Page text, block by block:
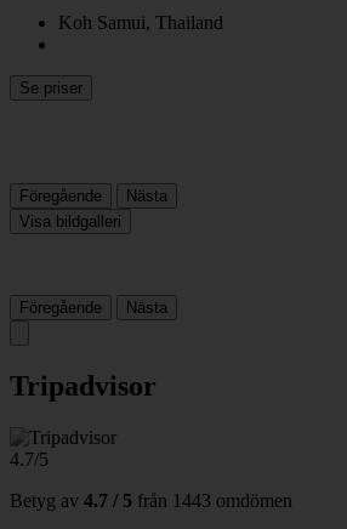
Koh Samui, Thailand
Se priser
Föregående
Nästa
Visa bildgalleri
Föregående Nästa
Tripadvisor
4.7/5
Betyg av 4.7 / 5 från 1443 omdömen